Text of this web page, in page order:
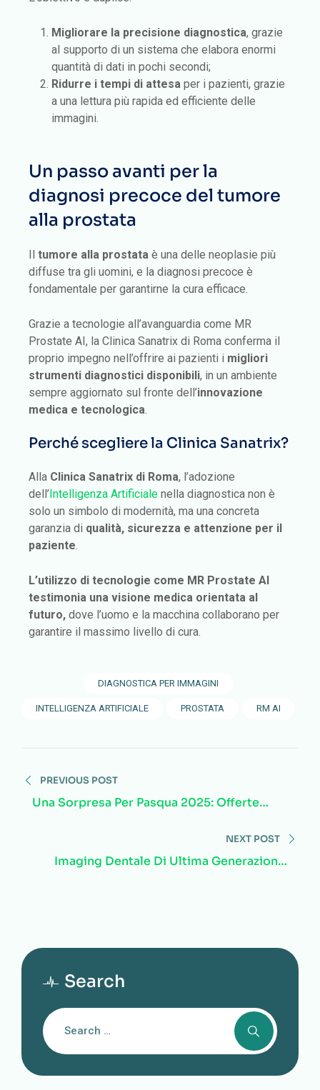
Migliorare la precisione diagnostica, grazie
al supporto di un sistema che elabora enormi
quantità di dati in pochi secondi;
Ridurre i tempi di attesa per i pazienti, grazie
a una lettura più rapida ed efficiente delle
immagini.
Un passo avanti per la
diagnosi precoce del tumore
alla prostata
Il tumore alla prostata è una delle neoplasie più
diffuse tra gli uomini, e la diagnosi precoce è
fondamentale per garantirne la cura efficace.
Grazie a tecnologie all’avanguardia come MR
Prostate AI, la Clinica Sanatrix di Roma conferma il
proprio impegno nell’offrire ai pazienti i migliori
strumenti diagnostici disponibili, in un ambiente
sempre aggiornato sul fronte dell’innovazione
medica e tecnologica.
Perché scegliere la Clinica Sanatrix?
Alla Clinica Sanatrix di Roma, l’adozione
dell’Intelligenza Artificiale nella diagnostica non è
solo un simbolo di modernità, ma una concreta
garanzia di qualità, sicurezza e attenzione per il
paziente.
L’utilizzo di tecnologie come MR Prostate AI
testimonia una visione medica orientata al
futuro, dove l’uomo e la macchina collaborano per
garantire il massimo livello di cura.
DIAGNOSTICA PER IMMAGINI
INTELLIGENZA ARTIFICIALE PROSTATA RM AI
PREVIOUS POST
Una Sorpresa Per Pasqua 2025: Offerte
NEXT POST
Imaging Dentale Di Ultima Generazione:
Search